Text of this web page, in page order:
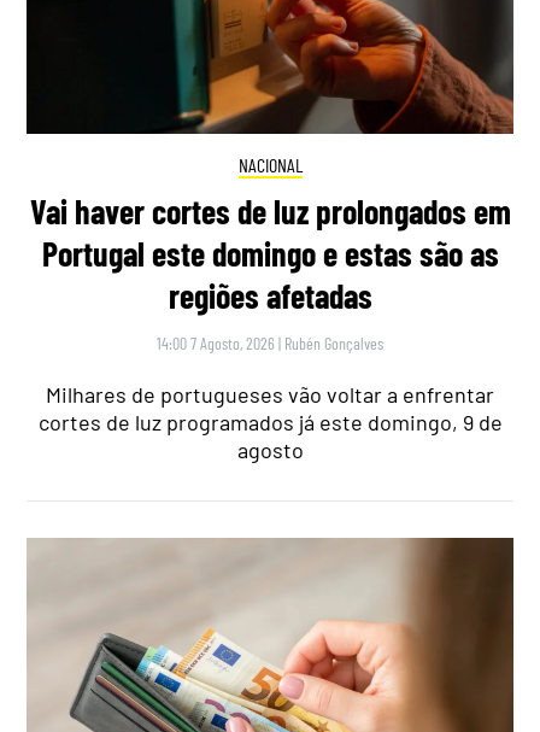
NACIONAL
Vai haver cortes de luz prolongados em
Portugal este domingo e estas são as
regiões afetadas
14:00 7 Agosto, 2026 | Rubén Gonçalves
Milhares de portugueses vão voltar a enfrentar
cortes de luz programados já este domingo, 9 de
agosto